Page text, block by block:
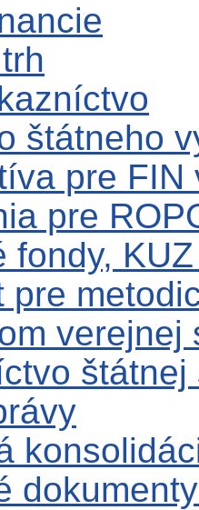
štátneho
pre FIN
pre
fondy,
pre
verejnej